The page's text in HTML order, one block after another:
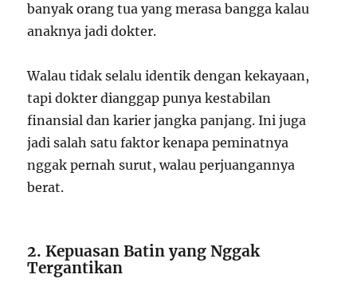
banyak orang tua yang merasa bangga kalau
anaknya jadi dokter.
Walau tidak selalu identik dengan kekayaan,
tapi dokter dianggap punya kestabilan
finansial dan karier jangka panjang. Ini juga
jadi salah satu faktor kenapa peminatnya
nggak pernah surut, walau perjuangannya
berat.
2. Kepuasan Batin yang Nggak
Tergantikan